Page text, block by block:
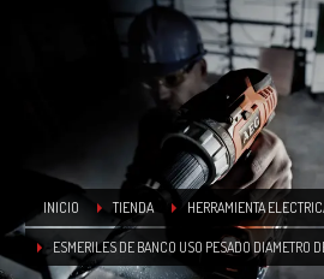
INICIO TIENDA HERRAMIENTA
ESMERILES DE BANCO USO PESADO DIAMETRO